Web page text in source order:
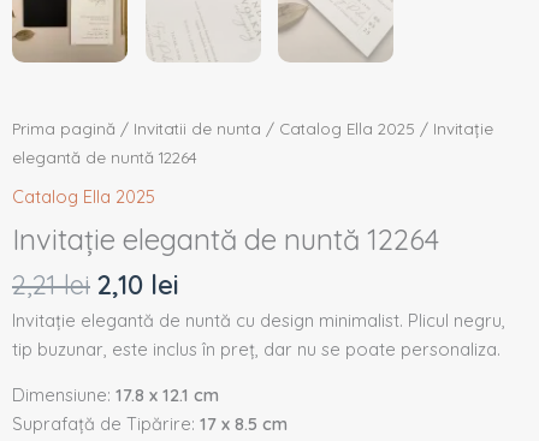
Prima pagină / Invitatii de nunta / Catalog Ella 2025 / Invitație
elegantă de nuntă 12264
Catalog Ella 2025
Invitație elegantă de nuntă 12264
2,21lei 2,10 lei
Invitație elegantă de nuntă cu design minimalist. Plicul negru,
tip buzunar, este inclus în preț, dar nu se poate personaliza.
Dimensiune: 17.8 x 12.1 cm
Suprafață de Tipărire: 17 x 8.5 cm